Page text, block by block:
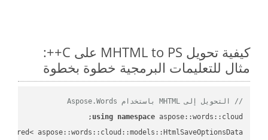
كيفية تحويل MHTML to PS على C++:
مثال للتعليمات البرمجية خطوة بخطوة
// التحويل إلى MHTML باستخدام Aspose.Words
using namespace aspose::words::cloud;